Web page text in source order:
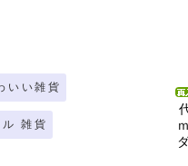
いい雑貨
雑貨